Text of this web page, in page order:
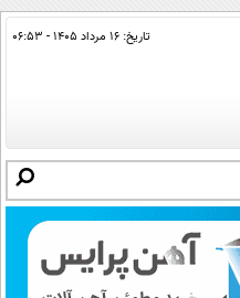
تاریخ: ۱۶ مرداد ۱۴۰۵ - ۰۶:۵۳